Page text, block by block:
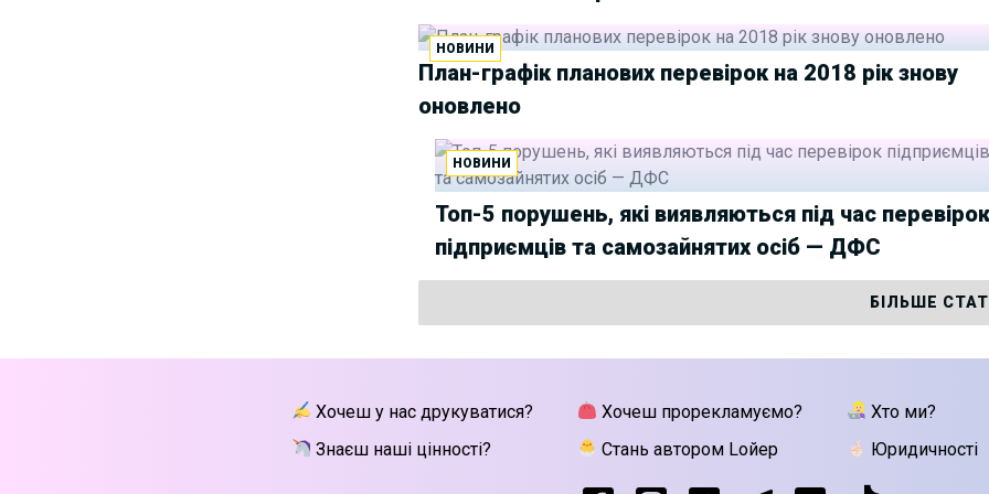
НОВИНИ
План-графік планових перевірок на 2018 рік знову
оновлено
НОВИНИ
Топ-5 порушень, які виявляються під час
підприємців та самозайнятих осіб — ДФС
БІЛЬШЕ
13/06/2025 Триває реєстрація на
Уся правда про гіг-
Хочеш у нас друкуватися?
Знаєш наші цінності?
Хочеш прорекламуємо?
Стань автором Lойер
Хто ми?
Юридичності